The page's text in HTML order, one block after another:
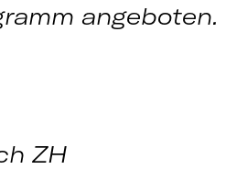
angeboten.
ZH